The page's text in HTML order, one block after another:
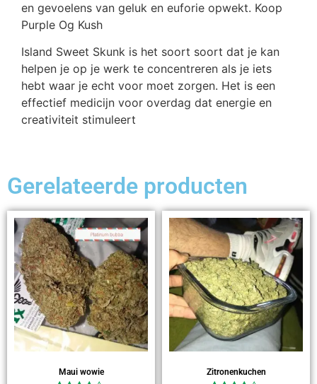
en gevoelens van geluk en euforie opwekt. Koop
Purple Og Kush
Island Sweet Skunk is het soort soort dat je kan
helpen je op je werk te concentreren als je iets
hebt waar je echt voor moet zorgen. Het is een
effectief medicijn voor overdag dat energie en
creativiteit stimuleert
Gerelateerde producten
Maui wowie Zitronenkuchen